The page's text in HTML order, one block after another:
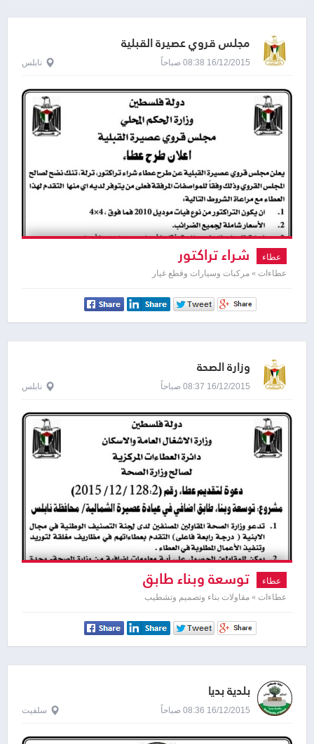
مجلس قروي عصيرة القبلية
16/12/2015 08:38 صباحاً نابلس
عطاء شراء تراكتور
عطاءات » مركبات وسيارات وقطع غيار
وزارة الصحة
16/12/2015 08:37 صباحاً نابلس
عطاء توسعة وبناء طابق
عطاءات » مقاولات بناء وتصميم وتشطيب
بلدية بديا
16/12/2015 08:36 صباحاً سلفيت